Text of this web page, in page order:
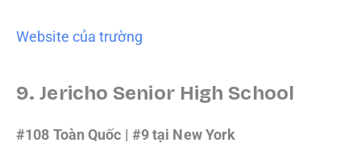
Website của trường
9. Jericho Senior High School
#108 Toàn Quốc | #9 tại New York